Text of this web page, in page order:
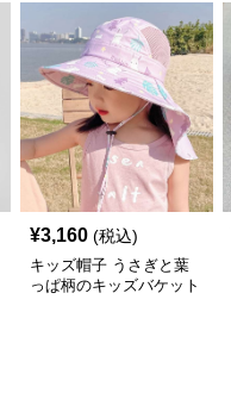
¥3,160 (税込)
キッズ帽子 うさぎと葉
っぱ柄のキッズバケット